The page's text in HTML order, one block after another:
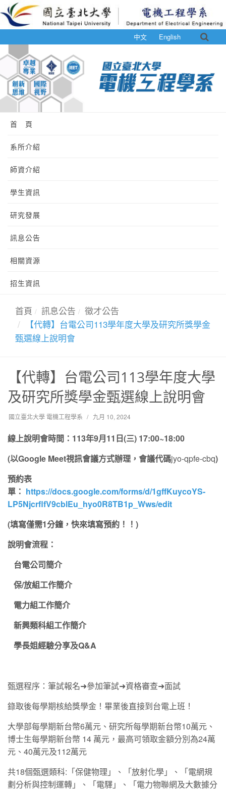
中文 English
首 頁
系所介紹
師資介紹
學生資訊
研究發展
訊息公告
相關資源
招生資訊
首頁 訊息公告
徵才公告
【代轉】台電公司113學年度大學及研究所獎學金
甄選線上說明會
【代轉】台電公司113學年度大學
及研究所獎學金甄選線上說明會
國立臺北大學 電機工程學系 九月 10, 2024
線上說明會時間：113年9月11日(三) 17:00~18:00
(以Google Meet視訊會議方式辦理，會議代碼jyo-qpfe-cbq)
預約表
單： https://docs.google.com/forms/d/1gffKuycoYS-
LP5NjcrflfV9cblEu_hyo0R8TB1p_Wws/edit
(填寫僅需1分鐘，快來填寫預約！！)
說明會流程：
台電公司簡介
保/放組工作簡介
電力組工作簡介
新興類科組工作簡介
學長姐經驗分享及Q&A
甄選程序：筆試報名➜參加筆試➜資格審查➜面試
錄取後每學期核給獎學金！畢業後直接到台電上班！
大學部每學期新台幣6萬元、研究所每學期新台幣10萬元、
博士生每學期新台幣 14 萬元，最高可領取金額分別為24萬
元、40萬元及112萬元
共18個甄選類科:「保健物理」、「放射化學」、「電網規
劃分析與控制運轉」、「電驛」、「電力物聯網及大數據分